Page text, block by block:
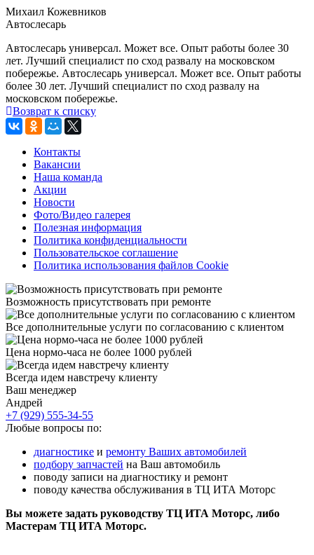
Михаил Кожевников
Автослесарь
Автослесарь универсал. Может все. Опыт работы более 30
лет. Лучший специалист по сход развалу на московском
побережье. Автослесарь универсал. Может все. Опыт работы
более 30 лет. Лучший специалист по сход развалу на
московском побережье.
Возврат к списку
Контакты
Вакансии
Наша команда
Акции
Новости
Фото/Видео галерея
Полезная информация
Политика конфиденциальности
Пользовательское соглашение
Политика использования файлов Cookie
Возможность присутствовать при ремонте
Все дополнительные услуги по согласованию с клиентом
Цена нормо-часа не более 1000 рублей
Всегда идем навстречу клиенту
Ваш менеджер
Андрей
+7 (929) 555-34-55
Любые вопросы по:
диагностике и ремонту Ваших автомобилей
подбору запчастей на Ваш автомобиль
поводу записи на диагностику и ремонт
поводу качества обслуживания в ТЦ ИТА Моторс
Вы можете задать руководству ТЦ ИТА Моторс, либо
Мастерам ТЦ ИТА Моторс.